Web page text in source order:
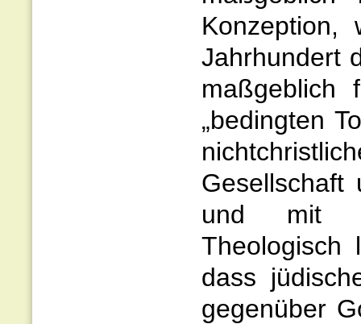
Jahrhundert
maßgeblich
„bedingten
Gesellschaft
und mit
Theologisch
dass
gegenüber